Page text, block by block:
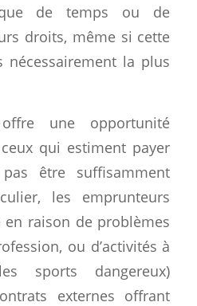
de temps ou de
droits, même si cette
nécessairement la plus
une opportunité
qui estiment payer
être suffisamment
les emprunteurs
en raison de problèmes
ou d’activités à
sports dangereux)
externes offrant